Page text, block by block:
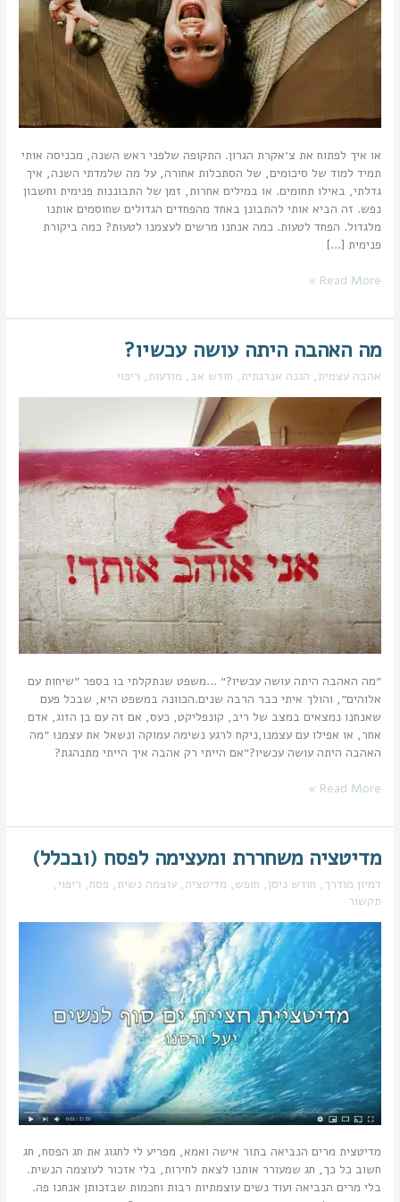
או איך לפתוח את צ׳אקרת הגרון. התקופה שלפני ראש השנה, מכניסה אותי
תמיד למוד של סיכומים, של הסתכלות אחורה, על מה שלמדתי השנה, איך
גדלתי, באילו תחומים. או במילים אחרות, זמן של התבוננות פנימית וחשבון
נפש. זה הביא אותי להתבונן באחד מהפחדים הגדולים שחוסמים אותנו
מלגדול. הפחד לטעות. כמה אנחנו מרשים לעצמנו לטעות? כמה ביקורת
פנימית […]
Read More »
מה האהבה היתה עושה עכשיו?
אהבה עצמית, הגנה אנרגתית, חודש אב, מודעות, ריפוי
״מה האהבה היתה עושה עכשיו?״ …משפט שנתקלתי בו בספר ״שיחות עם
אלוהים״, והולך איתי כבר הרבה שנים.הכוונה במשפט היא, שבכל פעם
שאנחנו נמצאים במצב של ריב, קונפליקט, כעס, אם זה עם בן הזוג, אדם
אחר, או אפילו עם עצמנו,ניקח לרגע נשימה עמוקה ונשאל את עצמנו ״מה
האהבה היתה עושה עכשיו?״אם הייתי רק אהבה איך הייתי מתנהגת?
מה
היתה
עושה
עכשיו?
Read More »
מדיטציה משחררת ומעצימה לפסח (ובכלל)
דמיון מודרך, חודש ניסן, חופש, מדיטציה,עוצמה נשית, פסח, ריפוי,
תקשור
מדיטצית מרים הנביאה בתור אישה ואמא, מפריע לי לחגוג את חג הפסח, חג
חשוב כל כך, חג שמעורר אותנו לצאת לחירות, בלי אזכור לעוצמה הנשית.
בלי מרים הנביאה ועוד נשים עוצמתיות רבות וחכמות שבזכותן אנחנו פה.
מדיטציה
ומעצימה
לפסח
(ובכלל)